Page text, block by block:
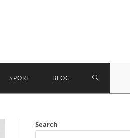
SPORT BLOG TOGGLE
Search